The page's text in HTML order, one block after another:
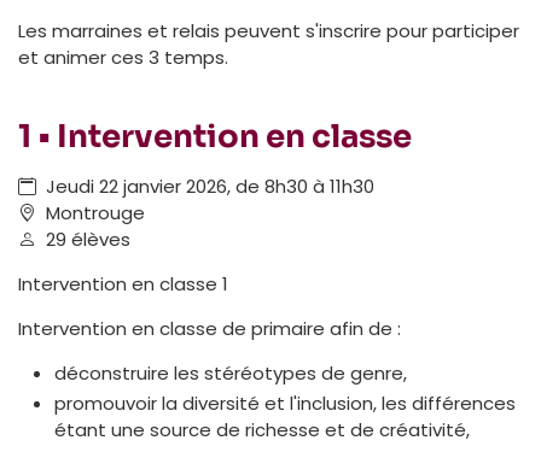
Les marraines et relais peuvent s'inscrire pour participer
et animer ces 3 temps.
1 • Intervention en classe
Jeudi 22 janvier 2026, de 8h30 à 11h30
Montrouge
29 élèves
Intervention en classe 1
Intervention en classe de primaire afin de :
déconstruire les stéréotypes de genre,
promouvoir la diversité et l'inclusion, les différences
étant une source de richesse et de créativité,